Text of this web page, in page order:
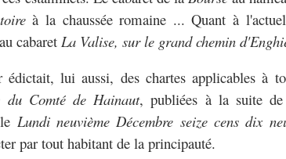
à la chausséeromaine ...Quant à
cabaret La Valise, sur le grand chemin
édictait, lui aussi, des chartes applicables à
du Comté de Hainaut, publiées à la suite
Lundi neuvième Décembre seize cens dix
par tout habitant de la principauté.